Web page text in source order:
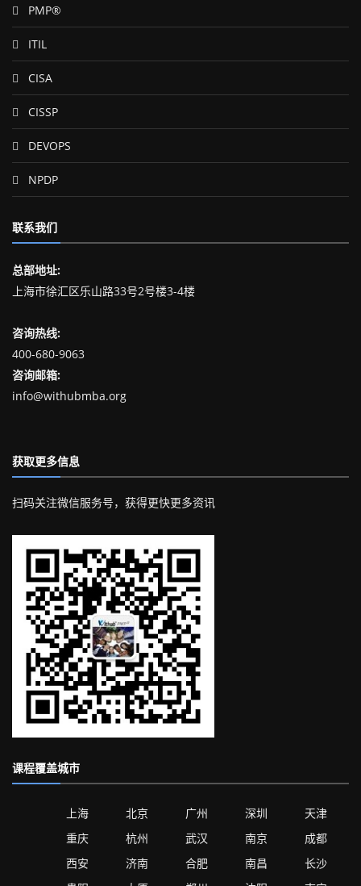
PMP®
ITIL
CISA
CISSP
DEVOPS
NPDP
联系我们
总部地址:
上海市徐汇区乐山路33号2号楼3-4楼
咨询热线:
400-680-9063
咨询邮箱:
info@withubmba.org
获取更多信息
扫码关注微信服务号，获得更快更多资讯
课程覆盖城市
上海 北京 广州 深圳
天津
重庆
杭州 武汉 南京
成都
西安
济南 合肥 南昌
长沙